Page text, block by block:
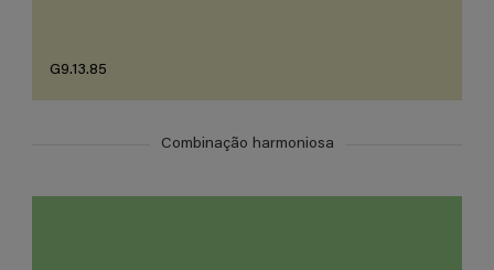
G9.13.85
Combinação harmoniosa